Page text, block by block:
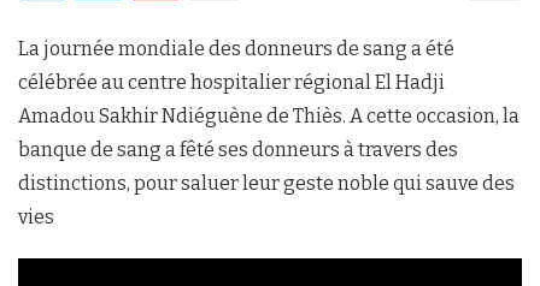
La journée mondiale des donneurs de sang a été
célébrée au centre hospitalier régional El Hadji
Amadou Sakhir Ndiéguène de Thiès. A cette occasion, la
banque de sang a fêté ses donneurs à travers des
distinctions, pour saluer leur geste noble qui sauve des
vies